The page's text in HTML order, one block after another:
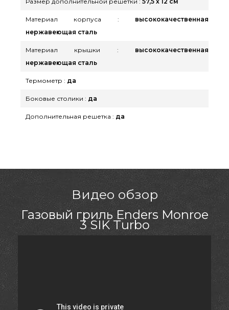
Материал корпуса :
высококачественная
нержавеющая сталь
Материал крышки :
высококачественная
нержавеющая сталь
Термометр : да
Боковые столики : да
Дополнительная решетка : да
Видео обзор
Газовый гриль Enders Monroe
3 SIK Turbo